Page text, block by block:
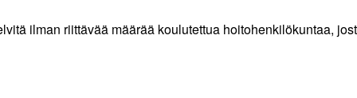
ilman riittävää määrää koulutettua hoitohenkilökuntaa,